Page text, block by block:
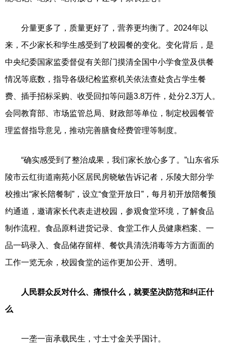
分量更多了，质量更好了，营养更均衡了。2024年以
来，不少家长和学生感受到了校园餐的变化。变化背后，是
中央纪委国家监委督促有关部门摸清全国中小学食堂及供餐
情况等底数，指导各级纪检监察机关依法查处贪占学生餐
费、插手招标采购、收受回扣等问题3.8万件，处分2.3万人。
会同教育部、市场监管总局、财政部等单位，制定校园餐管
理监督指导意见，推动完善膳食经费管理等制度。
“确实感受到了整治成果，我们家长放心多了。”山东省乐
陵市云红街道南苑小区居民房晓敏告诉记者，乐陵大部分学
校推出“家长陪餐制”，设立“食堂开放日”，每月初开放陪餐预
约通道，邀请家长代表走进校园，参观食堂环境，了解食品
制作流程。食品原料进货记录、食堂工作人员健康档案、一
品一码录入、食品储存留样、餐饮具清洗消毒等方方面面的
工作一览无余，校园食堂的运作更加公开、透明。
人民群众反对什么、痛恨什么，就要坚决防范和纠正什
么
一垄一亩承载民生，寸土寸金关乎国计。